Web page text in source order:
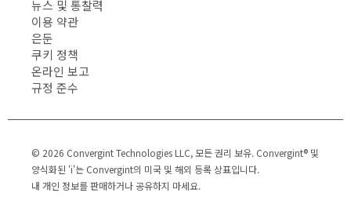
뉴스 및 통찰력
이용 약관
은둔
쿠키 정책
온라인 보고
규정 준수
© 2026 Convergint Technologies LLC, 모든 권리 보유. Convergint® 및
양식화된 'i'는 Convergint의 미국 및 해외 등록 상표입니다.
내 개인 정보를 판매하거나 공유하지 마세요.